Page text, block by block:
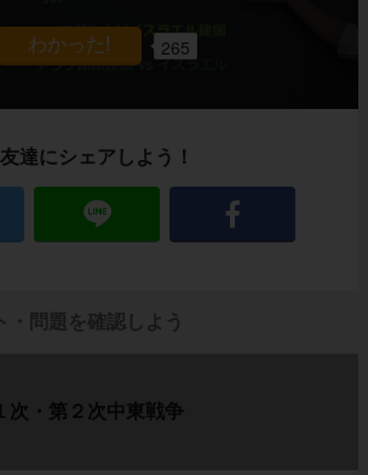
265
友達にシェアしよう！
・問題を確認しよう
次・第２次中東戦争